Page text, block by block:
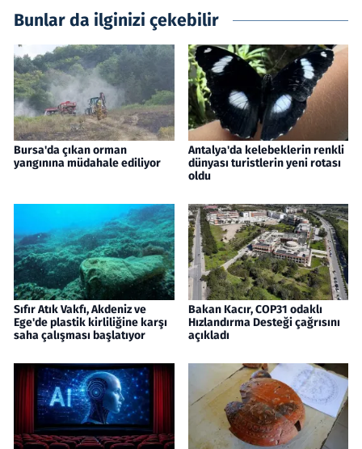
Bunlar da ilginizi çekebilir
Bursa'da çıkan orman
yangınına müdahale ediliyor
Antalya'da kelebeklerin renkli
dünyası turistlerin yeni rotası
oldu
Sıfır Atık Vakfı, Akdeniz ve
Ege'de plastik kirliliğine karşı
saha çalışması başlatıyor
Bakan Kacır, COP31 odaklı
Hızlandırma Desteği çağrısını
açıkladı